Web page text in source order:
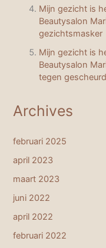
Mijn gezicht is
Beautysalon
gezichtsmasker
Mijn gezicht is
Beautysalon
tegen
Archives
februari 2025
april 2023
maart 2023
juni 2022
april 2022
februari 2022